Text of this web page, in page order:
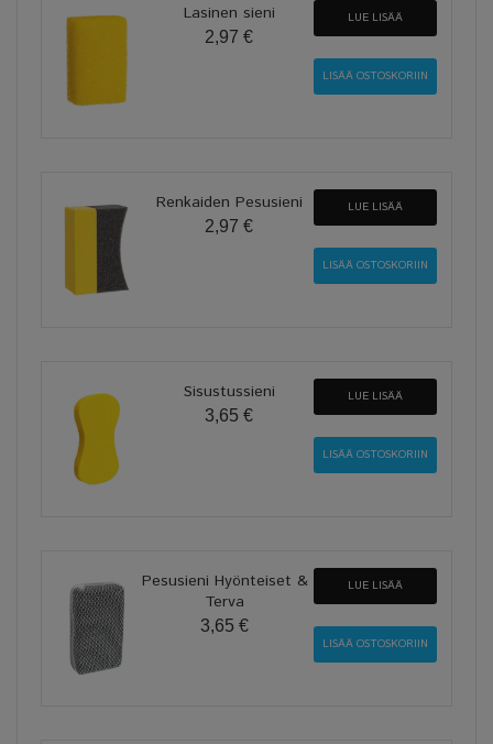
Lasinen sieni
2,97 €
LUE LISÄÄ
Renkaiden Pesusieni
2,97 €
LUE LISÄÄ
Sisustussieni
3,65 €
LUE LISÄÄ
Pesusieni Hyönteiset &
Terva
3,65 €
LUE LISÄÄ